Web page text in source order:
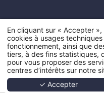
En cliquant sur « Accepter
cookies à usages
fonctionnement, ainsi que
tiers, à des fins statistiques,
pour vous proposer des
centres d’intérêts sur notre
✓ Accepter